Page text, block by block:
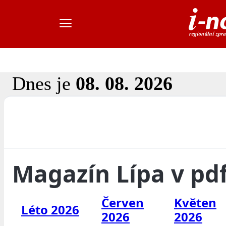
Dnes je 08. 08. 2026
Magazín Lípa v
Léto 2026
Červen
2026
Květen
2026